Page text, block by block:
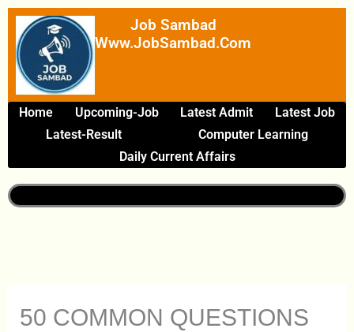
Skip
Content
Job Sambad
Www.JobSambad.com
Home Upcoming-Job Latest Admit
Latest Job
Latest-Result
Computer Learning
Daily Current Affairs
50 COMMON QUESTIONS